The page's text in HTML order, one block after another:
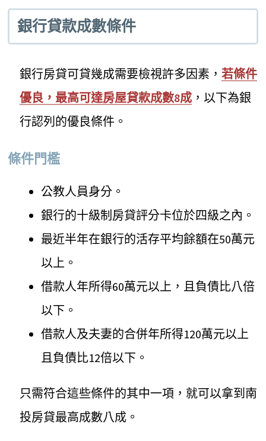
銀行貸款成數條件
銀行房貸可貸幾成需要檢視許多因素，若條件
優良，最高可達房屋貸款成數8成 ，以下為銀
行認列的優良條件。
條件門檻
公教人員身分。
銀行的十級制房貸評分卡位於四級之內。
最近半年在銀行的活存平均餘額在50萬元
以上。
借款人年所得60萬元以上，且負債比八倍
以下。
借款人及夫妻的合併年所得120萬元以上
且負債比12倍以下。
只需符合這些條件的其中一項，就可以拿到南
投房貸最高成數八成。